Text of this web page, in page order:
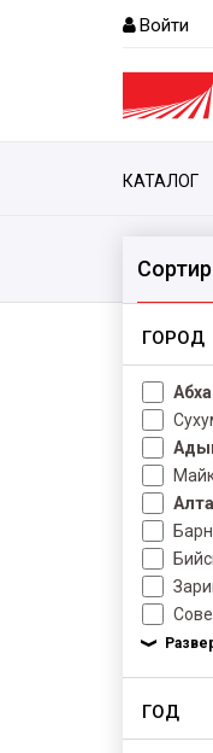
Войти
КАТАЛОГ
ГОРОД
ГОД